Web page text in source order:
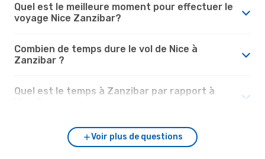
Quel est le meilleure moment pour effectuer le
voyage Nice Zanzibar?
Combien de temps dure le vol de Nice à
Zanzibar ?
Quel est le temps à Zanzibar par rapport à
Voir plus de questions